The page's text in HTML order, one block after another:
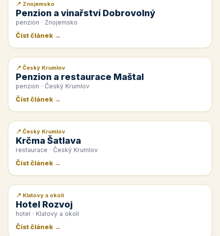
📰 PR článek
📍 Znojemsko
Penzion a vinařství Dobrovolný
penzion · Znojemsko
Číst článek →
📰 PR článek
📍 Český Krumlov
Penzion a restaurace Maštal
penzion · Český Krumlov
Číst článek →
📰 PR článek
📍 Český Krumlov
Krčma Šatlava
restaurace · Český Krumlov
Číst článek →
📰 PR článek
📍 Klatovy a okolí
Hotel Rozvoj
hotel · Klatovy a okolí
Číst článek →